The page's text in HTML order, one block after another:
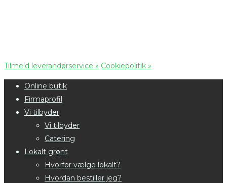
Tilmeld leverandørservice » Cookiepolitik »
Online butik
Firmaprofil
Vi tilbyder
Vi tilbyder
Catering
Lokalt grønt
Hvorfor vælge lokalt?
Hvordan bestiller jeg?